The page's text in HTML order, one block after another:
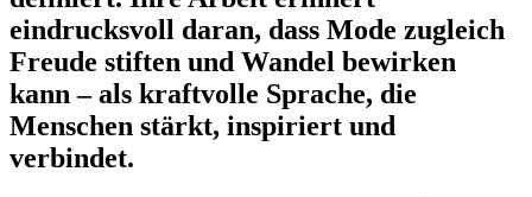
eindrucksvoll daran, dass Mode zugleich
Freude stiften und Wandel bewirken
kann – als kraftvolle Sprache, die
Menschen stärkt, inspiriert und
verbindet.